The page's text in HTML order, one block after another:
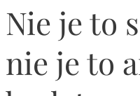
Nie je to
nie je to